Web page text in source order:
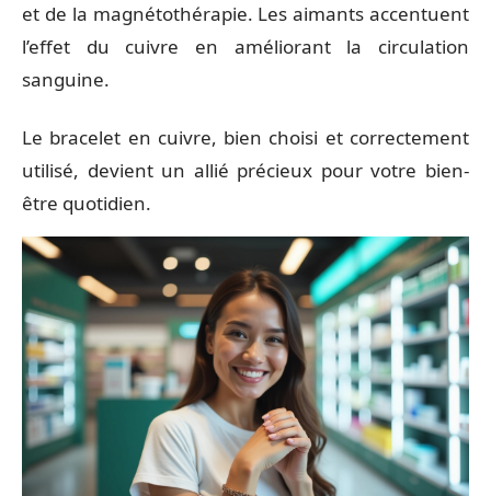
et de la magnétothérapie. Les aimants accentuent
l’effet du cuivre en améliorant la circulation
sanguine.
Le bracelet en cuivre, bien choisi et correctement
utilisé, devient un allié précieux pour votre bien-
être quotidien.